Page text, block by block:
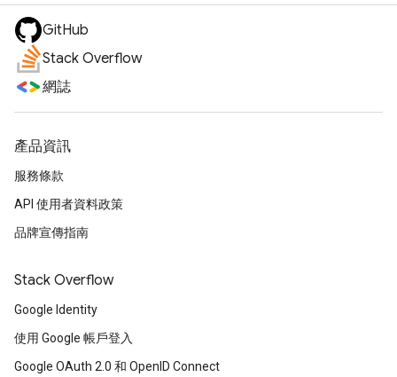
GitHub
Stack Overflow
網誌
產品資訊
服務條款
API 使用者資料政策
品牌宣傳指南
Stack Overflow
Google Identity
使用 Google 帳戶登入
Google OAuth 2.0 和 OpenID Connect